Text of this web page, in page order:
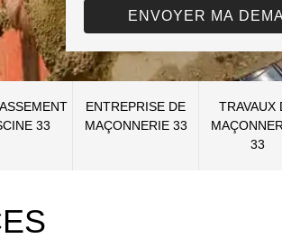
33
ENTREPRISE DE
MAÇONNERIE 33
TRAVAUX
33